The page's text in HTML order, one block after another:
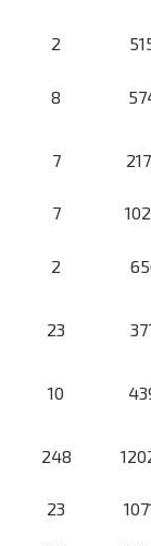
2
8
7
7
2
23
10
248
23